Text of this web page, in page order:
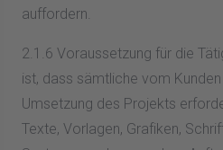
auffordern.
2.1.6 Voraussetzung für die
ist, dass sämtliche vom
Umsetzung des Projekts
Texte, Vorlagen, Grafiken,